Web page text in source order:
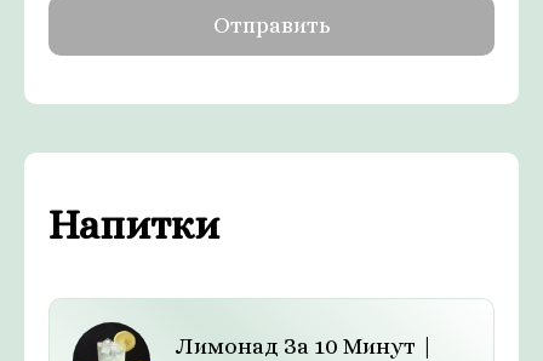
Напитки
Лимонад За 10 Минут |